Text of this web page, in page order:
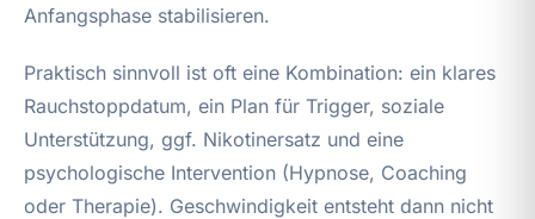
Anfangsphase stabilisieren.
Praktisch sinnvoll ist oft eine Kombination: ein klares
Rauchstoppdatum, ein Plan für Trigger, soziale
Unterstützung, ggf. Nikotinersatz und eine
psychologische Intervention (Hypnose, Coaching
oder Therapie). Geschwindigkeit entsteht dann nicht